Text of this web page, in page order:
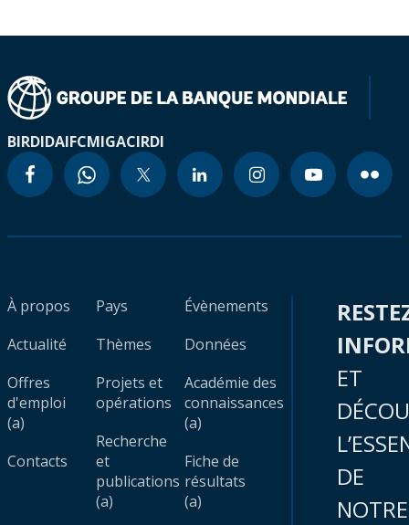
BIRDIDAIFCMIGACIRDI
À propos
Actualité
Offres
d'emploi
(a)
Contacts
Pays
Thèmes
Projets et
opérations
Recherche
et
publications
(a)
Évènements
Données
Académie des
connaissances
(a)
Fiche de
résultats
(a)
ET
DE
NOTRE